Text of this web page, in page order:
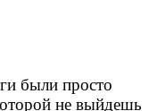
были просто
не выйдешь